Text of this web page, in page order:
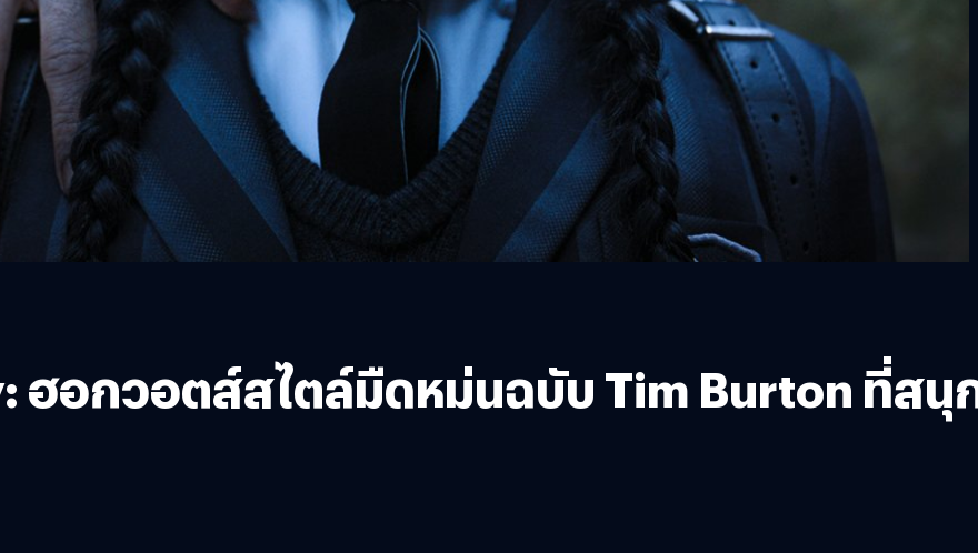
ฮอกวอตส์สไตล์มืดหม่นฉบับ Tim Burton ที่สนุ